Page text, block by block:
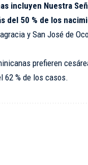
incluyen Nuestra
del 50 % de los
y San José de
prefieren
62 % de los casos.